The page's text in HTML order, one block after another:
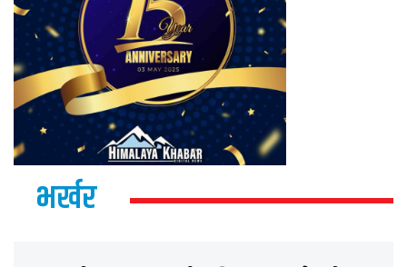
भर्खर